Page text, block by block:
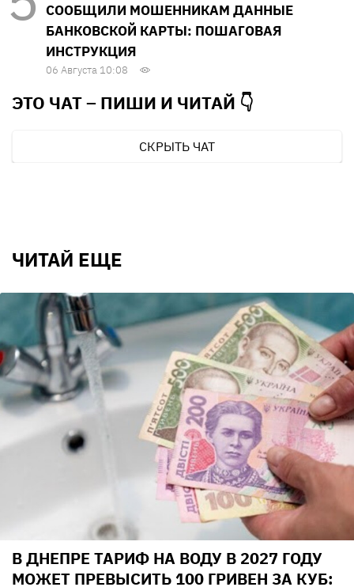
СООБЩИЛИ МОШЕННИКАМ ДАННЫЕ
БАНКОВСКОЙ КАРТЫ: ПОШАГОВАЯ
ИНСТРУКЦИЯ
06 Августа 10:08
ЭТО ЧАТ – ПИШИ И ЧИТАЙ 👇
СКРЫТЬ ЧАТ
ЧИТАЙ ЕЩЕ
В ДНЕПРЕ ТАРИФ НА ВОДУ В 2027 ГОДУ
МОЖЕТ ПРЕВЫСИТЬ 100 ГРИВЕН ЗА КУБ: